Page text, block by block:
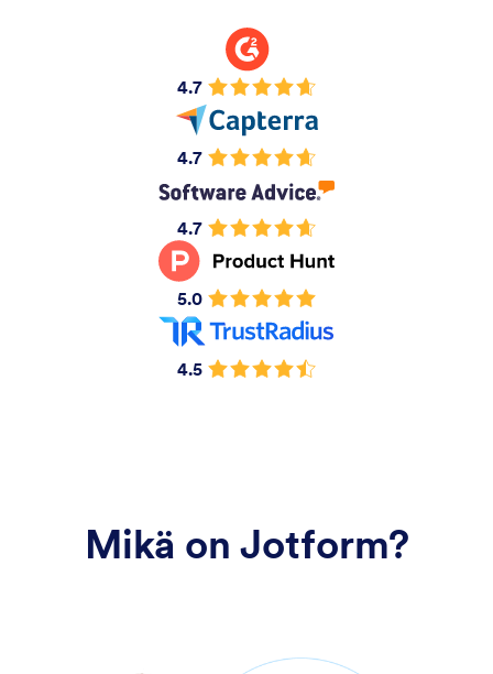
4.7
4.7
4.7
5.0
4.5
Mikä on Jotform?